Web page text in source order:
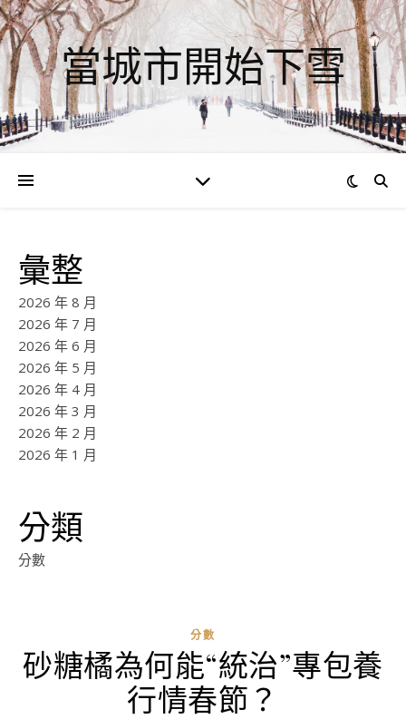
當城市開始下雪
彙整
2026 年 8 月
2026 年 7 月
2026 年 6 月
2026 年 5 月
2026 年 4 月
2026 年 3 月
2026 年 2 月
2026 年 1 月
分類
分數
分數
砂糖橘為何能“統治”專包養
行情春節？